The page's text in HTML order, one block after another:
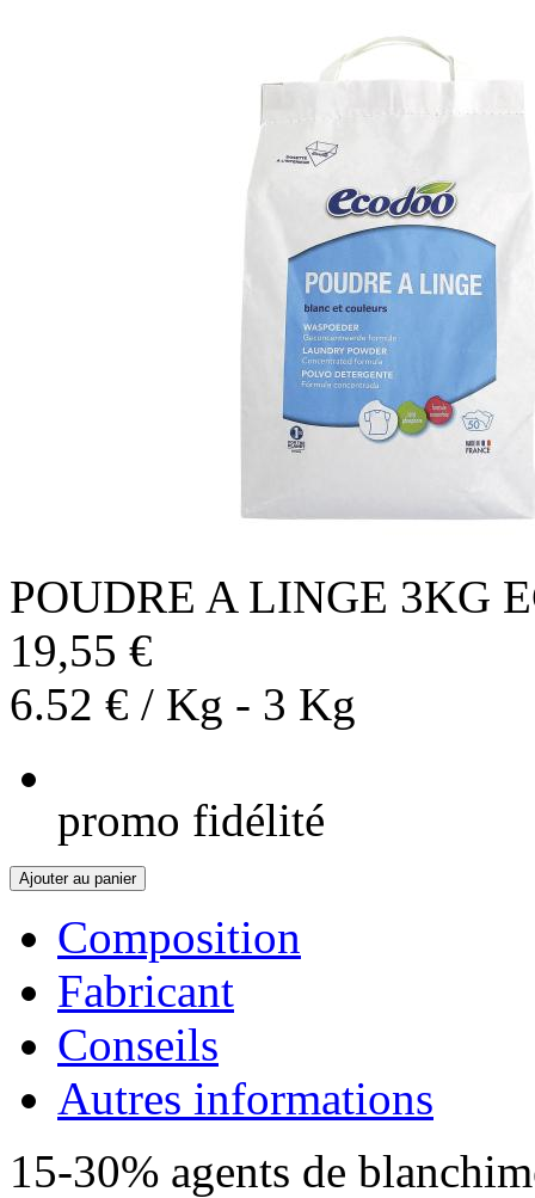
POUDRE A LINGE 3KG
19,55 €
6.52 € / Kg - 3 Kg
promo fidélité
Ajouter au panier
Composition
Fabricant
Conseils
Autres informations
15-30% agents de